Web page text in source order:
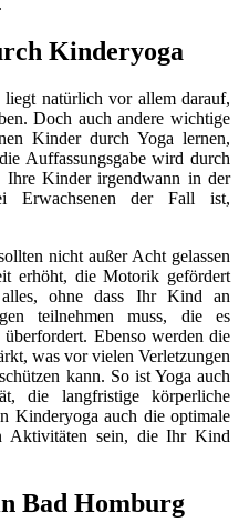
Kinderyoga
natürlich vor allem darauf,
Doch auch andere wichtige
Kinder durch Yoga lernen,
Auffassungsgabe wird durch
Ihre Kinder irgendwann in der
Erwachsenen der Fall ist,
nicht außer Acht gelassen
erhöht, die Motorik gefördert
ohne dass Ihr Kind an
teilnehmen muss, die es
Ebenso werden die
was vor vielen Verletzungen
kann. So ist Yoga auch
die langfristige körperliche
Kinderyoga auch die optimale
Aktivitäten sein, die Ihr Kind
Bad Homburg